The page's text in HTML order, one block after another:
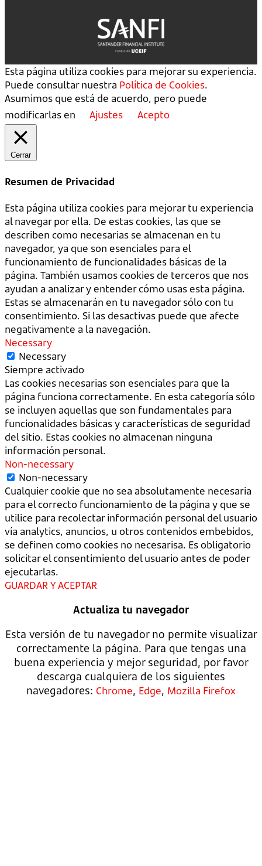
Esta página utiliza cookies para mejorar su experiencia.
Puede consultar nuestra Política de Cookies.
Asumimos que está de acuerdo, pero puede
modificarlas en
Ajustes Acepto
Cerrar
Resumen de Privacidad
Esta página utiliza cookies para mejorar tu experiencia
al navegar por ella. De estas cookies, las que se
describen como necesarias se almacenan en tu
navegador, ya que son esenciales para el
funcionamiento de funcionalidades básicas de la
página. También usamos cookies de terceros que nos
ayudan a analizar y entender cómo usas esta página.
Estas se almacenarán en tu navegador sólo con tu
consentimiento. Si las desactivas puede que afecte
negativamente a la navegación.
Necessary
Necessary
Siempre activado
Las cookies necesarias son esenciales para que la
página funciona correctamente. En esta categoría sólo
se incluyen aquellas que son fundamentales para
funcionalidades básicas y características de seguridad
del sitio. Estas cookies no almacenan ninguna
información personal.
Non-necessary
Non-necessary
Cualquier cookie que no sea absolutamente necesaria
para el correcto funcionamiento de la página y que se
utilice para recolectar información personal del usuario
vía analytics, anuncios, u otros contenidos embebidos,
se definen como cookies no necesarisa. Es obligatorio
solicitar el consentimiento del usuario antes de poder
ejecutarlas.
GUARDAR Y ACEPTAR
Actualiza tu navegador
Esta versión de tu navegador no permite visualizar
correctamente la página. Para que tengas una
buena experiencia y mejor seguridad, por favor
descarga cualquiera de los siguientes
navegadores: Chrome, Edge, Mozilla Firefox